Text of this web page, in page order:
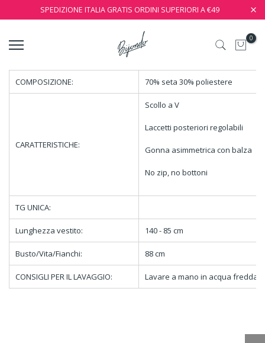
SPEDIZIONE ITALIA GRATIS ORDINI SUPERIORI A €49
0
COMPOSIZIONE: 70% seta 30% poliestere
CARATTERISTICHE:
Scollo a V
Laccetti posteriori regolabili
Gonna asimmetrica con balza
No zip, no bottoni
TG UNICA:
Lunghezza vestito: 140 - 85 cm
Busto/Vita/Fianchi: 88 cm
CONSIGLI PER IL LAVAGGIO: Lavare a mano in acqua fredda